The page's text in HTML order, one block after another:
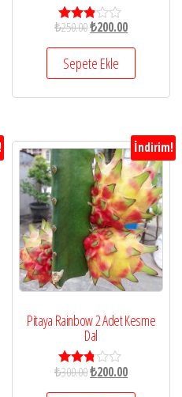
5
2.78
oy aldı
₺250.00₺200.00
Sepete Ekle
İndirim!
Pitaya Rainbow 2 Adet Kesme
Dal
5
₺300.00₺200.00